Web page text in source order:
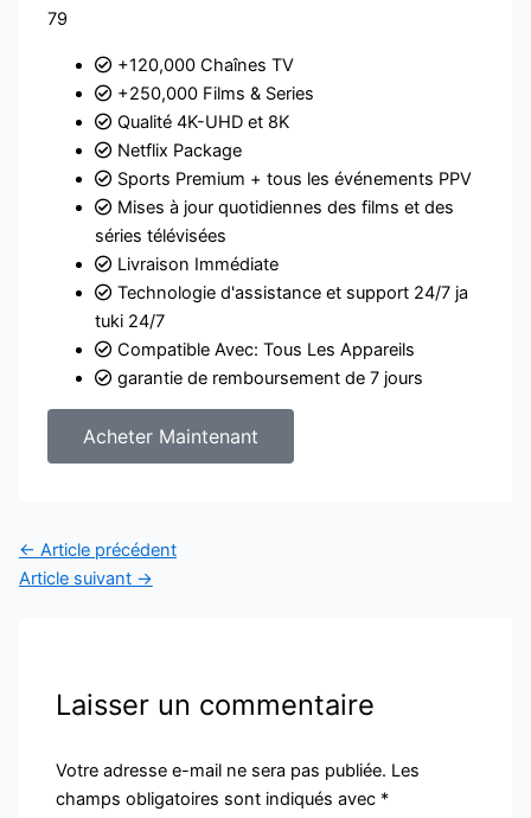
79
+120,000 Chaînes TV
+250,000 Films & Series
Qualité 4K-UHD et 8K
Netflix Package
Sports Premium + tous les événements PPV
Mises à jour quotidiennes des films et des
séries télévisées
Livraison Immédiate
Technologie d'assistance et support 24/7 ja
tuki 24/7
Compatible Avec: Tous Les Appareils
garantie de remboursement de 7 jours
Acheter Maintenant
← Article précédent
Article suivant →
Laisser un commentaire
Votre adresse e-mail ne sera pas publiée. Les
champs obligatoires sont indiqués avec *